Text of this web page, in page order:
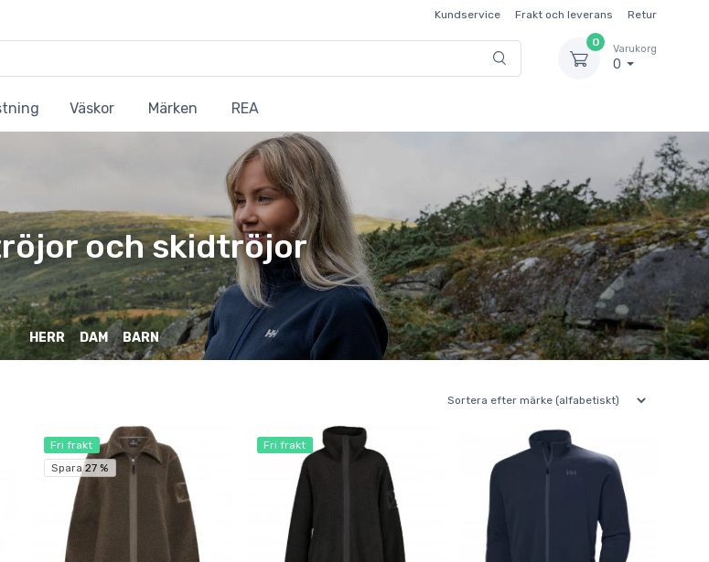
Kundservice Frakt och leverans Retur
0
Varukorg
0
Väskor Märken REA
och skidtröjor
HERR DAM BARN
Fri frakt
Spara 27 %
Fri frakt